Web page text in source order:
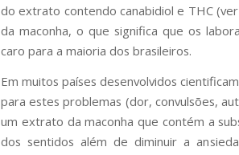
do extrato contendo canabidiol e THC
da maconha, o que significa que os
caro para a maioria dos brasileiros.
Em muitos países desenvolvidos
para estes problemas (dor, convulsões,
um extrato da maconha que contém a
dos sentidos além de diminuir a